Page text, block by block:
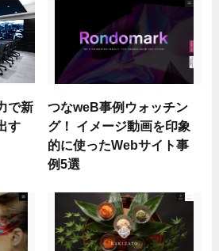
で新
す
つなweB事例ウォッチン
グ！ イメージ動画を印象
的に使ったWebサイト事
例5選